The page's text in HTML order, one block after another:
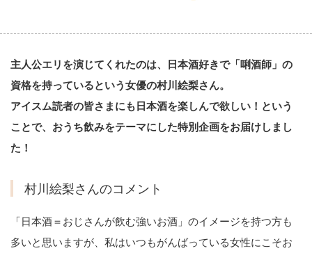
主人公エリを演じてくれたのは、日本酒好きで「唎酒師」の
資格を持っているという女優の村川絵梨さん。
アイスム読者の皆さまにも日本酒を楽しんで欲しい！という
ことで、おうち飲みをテーマにした特別企画をお届けしまし
た！
村川絵梨さんのコメント
「日本酒＝おじさんが飲む強いお酒」のイメージを持つ方も
多いと思いますが、私はいつもがんばっている女性にこそお